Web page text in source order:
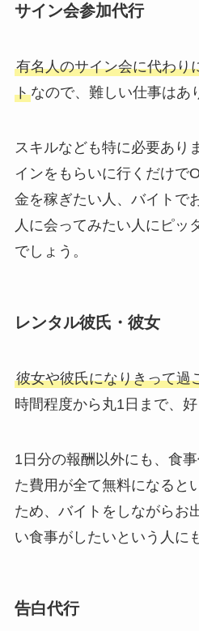
サイン会参加代行
有名人のサイン会に代わり
トなので、難しい仕事はあ
スキルなども特に必要あり
インをもらいに行くだけで
金を稼ぎたい人、バイトで
人に会ってみたい人にピッ
でしょう。
レンタル彼氏・彼女
彼女や彼氏になりきって過
時間程度から丸1日まで、
1日分の報酬以外にも、食
た費用が全て無料になると
ため、バイトをしながらお
い食事がしたいという人に
告白代行